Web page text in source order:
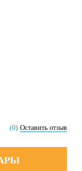
(0) Оставить отзыв